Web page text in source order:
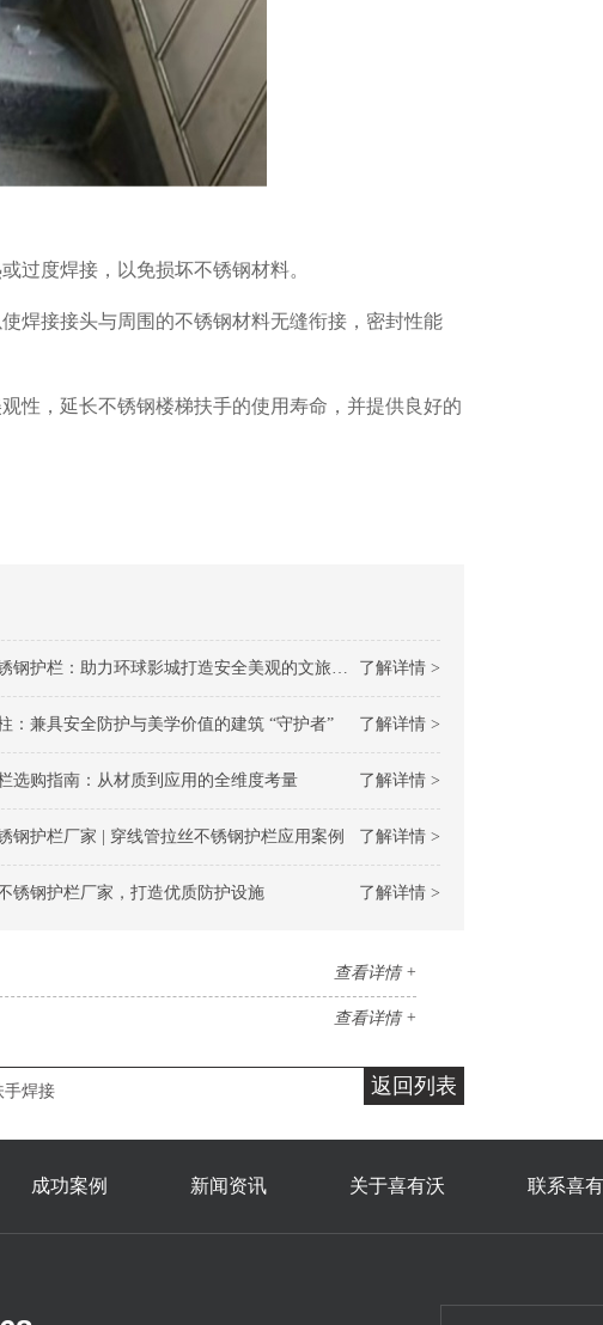
过度焊接，以免损坏不锈钢材料。
焊接接头与周围的不锈钢材料无缝衔接，密封性能
性，延长不锈钢楼梯扶手的使用寿命，并提供良好的
了解详情 >
护栏：助力环球影城打造安全美观的文旅防护标杆
了解详情 >
：兼具安全防护与美学价值的建筑 “守护者”
了解详情 >
选购指南：从材质到应用的全维度考量​
了解详情 >
钢护栏厂家 | 穿线管拉丝不锈钢护栏应用案例
了解详情 >
锈钢护栏厂家，打造优质防护设施
查看详情 +
查看详情 +
返回列表
手焊接
成功案例 新闻资讯 关于喜有沃 联系喜